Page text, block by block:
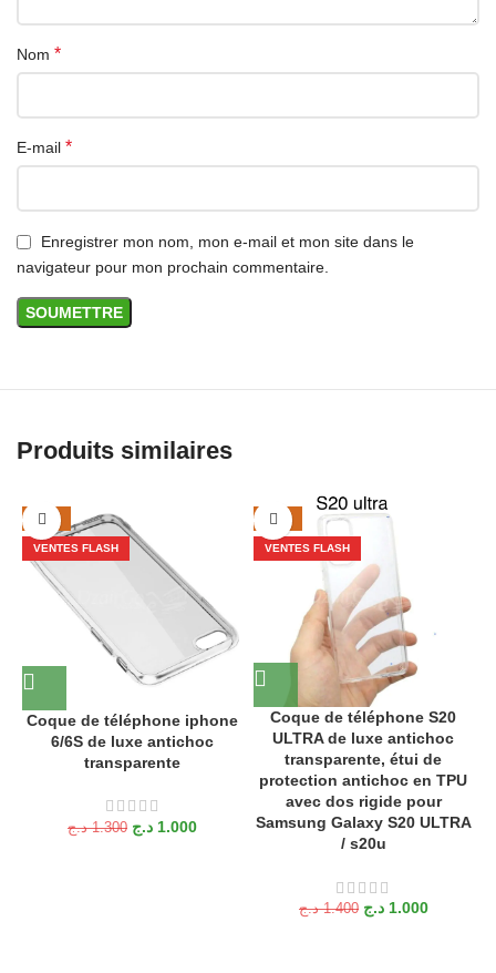
Nom *
E-mail *
Enregistrer mon nom, mon e-mail et mon site dans le
navigateur pour mon prochain commentaire.
Produits similaires
-23%
VENTES FLASH
Coque de téléphone iphone
6/6S de luxe antichoc
transparente
1.300 د.ج 1.000 د.ج
-29%
VENTES FLASH
Coque de téléphone S20
ULTRA de luxe antichoc
transparente, étui de
protection antichoc en TPU
avec dos rigide pour
Samsung Galaxy S20 ULTRA
/ s20u
1.400 د.ج 1.000 د.ج